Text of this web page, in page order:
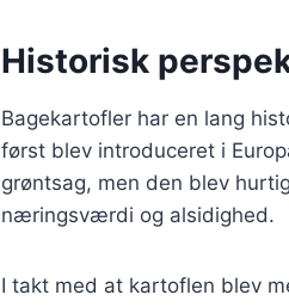
Historisk
Bagekartofler har en lang
først blev introduceret i
grøntsag, men den blev
næringsværdi og alsidighed.
I takt med at kartoflen blev